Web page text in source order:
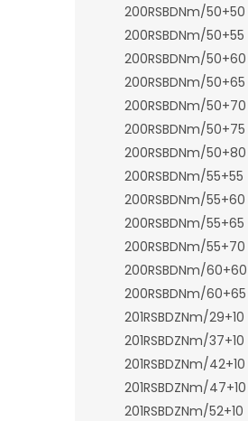
200RSBDNm/50+50
200RSBDNm/50+55
200RSBDNm/50+60
200RSBDNm/50+65
200RSBDNm/50+70
200RSBDNm/50+75
200RSBDNm/50+80
200RSBDNm/55+55
200RSBDNm/55+60
200RSBDNm/55+65
200RSBDNm/55+70
200RSBDNm/60+60
200RSBDNm/60+65
201RSBDZNm/29+10
201RSBDZNm/37+10
201RSBDZNm/42+10
201RSBDZNm/47+10
201RSBDZNm/52+10